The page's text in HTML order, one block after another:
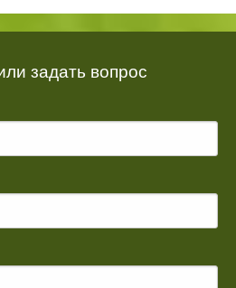
задать вопрос